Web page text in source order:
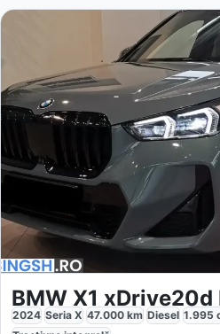
BMW X1
2024 Seria X 47.000 km Diesel 1.995